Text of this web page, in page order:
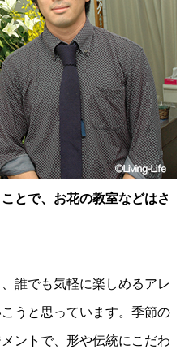
とで、お花の教室などはさ
誰でも気軽に楽しめるアレ
うと思っています。季節の
ントで、形や伝統にこだわ